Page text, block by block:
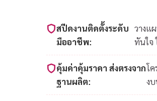
สปีดงานติดตั้งระดับ
มืออาชีพ:
วางแ
ทันใจ
คุ้มค่าคุ้มราคา ส่งตรงจาก
ฐานผลิต:
โ
ง